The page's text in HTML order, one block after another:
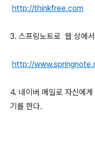
http://thinkfree.com
3. 스프링노트로 웹 상에
http://
4. 네이버 메일로 자신에
기를 한다.